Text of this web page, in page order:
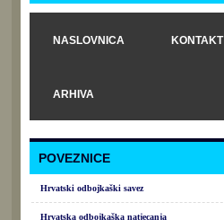
NASLOVNICA KONTAKT
ARHIVA
POVEZNICE
Hrvatski odbojkaški savez
Hrvatska odbojkaška natjecanja